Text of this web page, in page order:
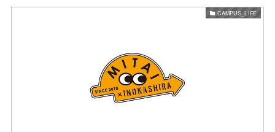
CAMPUS_LIFE